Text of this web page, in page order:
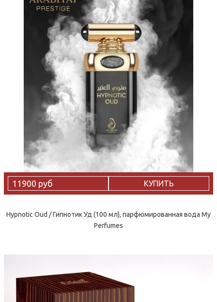
11900 руб КУПИТЬ
Hypnotic Oud / Гипнотик Уд (100 мл), парфюмированная вода My
Perfumes